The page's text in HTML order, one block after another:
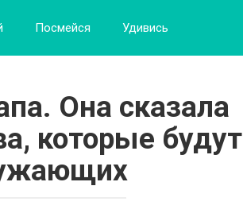
Посмейся Удивись
Она сказала
которые будут